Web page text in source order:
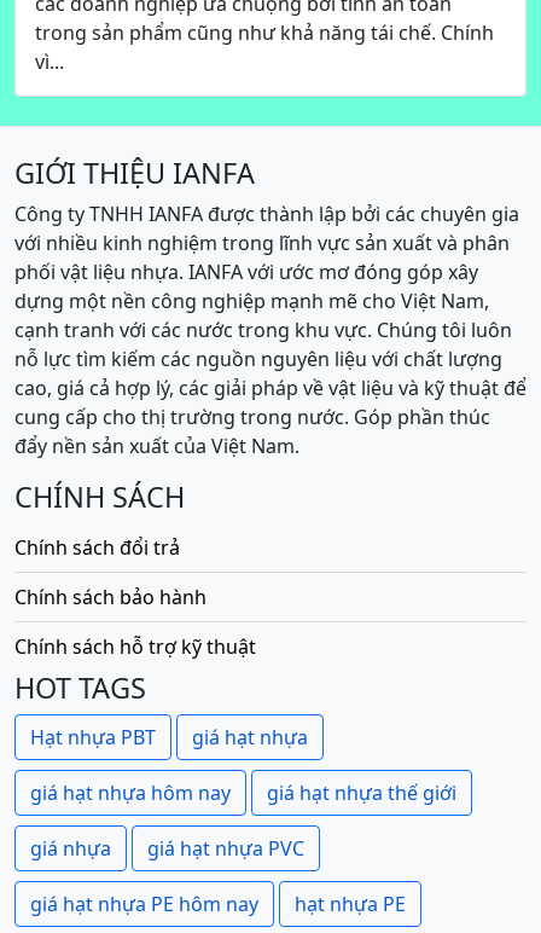
trong sản phẩm cũng như khả năng tái chế. Chính
vì...
GIỚI THIỆU IANFA
Công ty TNHH IANFA được thành lập bởi các chuyên gia
với nhiều kinh nghiệm trong lĩnh vực sản xuất và phân
phối vật liệu nhựa. IANFA với ước mơ đóng góp xây
dựng một nền công nghiệp mạnh mẽ cho Việt Nam,
cạnh tranh với các nước trong khu vực. Chúng tôi luôn
nỗ lực tìm kiếm các nguồn nguyên liệu với chất lượng
cao, giá cả hợp lý, các giải pháp về vật liệu và kỹ thuật để
cung cấp cho thị trường trong nước. Góp phần thúc
đẩy nền sản xuất của Việt Nam.
CHÍNH SÁCH
Chính sách đổi trả
Chính sách bảo hành
Chính sách hỗ trợ kỹ thuật
HOT TAGS
Hạt nhựa PBT giá hạt nhựa
giá hạt nhựa hôm nay giá hạt nhựa thế giới
giá nhựa giá hạt nhựa PVC
giá hạt nhựa PE hôm nay hạt nhựa PE